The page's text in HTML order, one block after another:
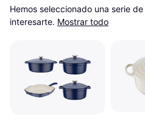
Hemos seleccionado una serie
interesarte. Mostrar todo